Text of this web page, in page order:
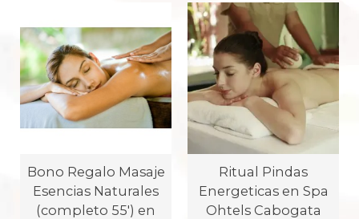
Bono Regalo Masaje
Esencias Naturales
(completo 55') en
Ritual Pindas
Energeticas en Spa
Ohtels Cabogata